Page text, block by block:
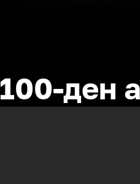
100-ден